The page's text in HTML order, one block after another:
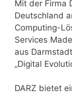
Mit der Firma
Deutschland
Computing-
Services
aus
„Digital
DARZ bietet